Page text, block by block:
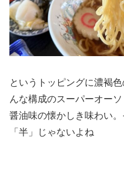
というトッピングに濃褐
んな構成のスーパーオー
醤油味の懐かしき味わい
「半」じゃないよね